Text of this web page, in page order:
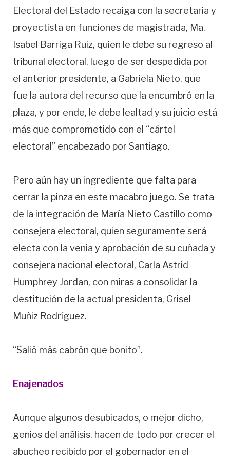
Electoral del Estado recaiga con la secretaria y
proyectista en funciones de magistrada, Ma.
Isabel Barriga Ruiz, quien le debe su regreso al
tribunal electoral, luego de ser despedida por
el anterior presidente, a Gabriela Nieto, que
fue la autora del recurso que la encumbró en la
plaza, y por ende, le debe lealtad y su juicio está
más que comprometido con el “cártel
electoral” encabezado por Santiago.
Pero aún hay un ingrediente que falta para
cerrar la pinza en este macabro juego. Se trata
de la integración de María Nieto Castillo como
consejera electoral, quien seguramente será
electa con la venia y aprobación de su cuñada y
consejera nacional electoral, Carla Astrid
Humphrey Jordan, con miras a consolidar la
destitución de la actual presidenta, Grisel
Muñiz Rodríguez.
“Salió más cabrón que bonito”.
Enajenados
Aunque algunos desubicados, o mejor dicho,
genios del análisis, hacen de todo por crecer el
abucheo recibido por el gobernador en el